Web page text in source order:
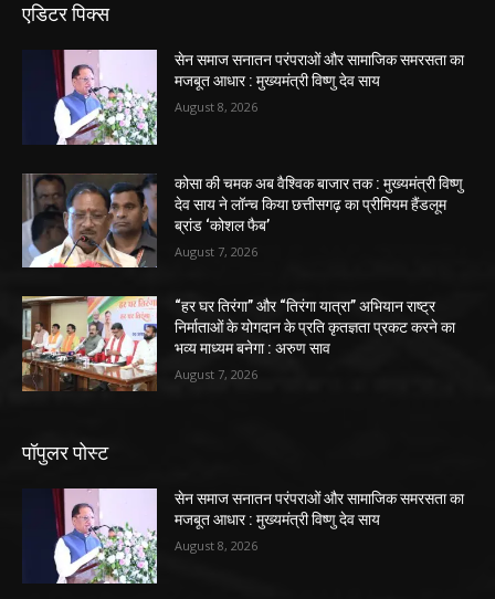
एडिटर पिक्स
सेन समाज सनातन परंपराओं और सामाजिक समरसता का
मजबूत आधार : मुख्यमंत्री विष्णु देव साय
August 8, 2026
कोसा की चमक अब वैश्विक बाजार तक : मुख्यमंत्री विष्णु
देव साय ने लॉन्च किया छत्तीसगढ़ का प्रीमियम हैंडलूम
ब्रांड ‘कोशल फैब’
August 7, 2026
“हर घर तिरंगा” और “तिरंगा यात्रा” अभियान राष्ट्र
निर्माताओं के योगदान के प्रति कृतज्ञता प्रकट करने का
भव्य माध्यम बनेगा : अरुण साव
August 7, 2026
पॉपुलर पोस्ट
सेन समाज सनातन परंपराओं और सामाजिक समरसता का
मजबूत आधार : मुख्यमंत्री विष्णु देव साय
August 8, 2026